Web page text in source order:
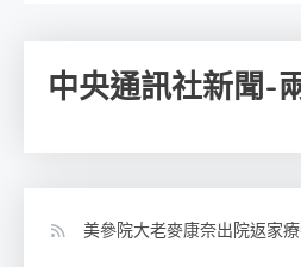
中央通訊社新聞-
美參院大老麥康奈出院返家